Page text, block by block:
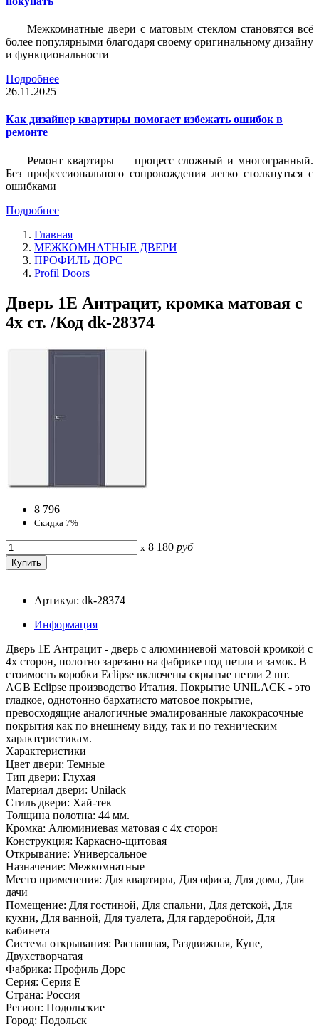
Межкомнатные двери с матовым стеклом становятся всё
более популярными благодаря своему оригинальному дизайну
и функциональности
Подробнее
26.11.2025
Как дизайнер квартиры помогает избежать ошибок в
ремонте
Ремонт квартиры — процесс сложный и многогранный.
Без профессионального сопровождения легко столкнуться с
ошибками
Подробнее
Главная
МЕЖКОМНАТНЫЕ ДВЕРИ
ПРОФИЛЬ ДОРС
Profil Doors
Дверь 1Е Антрацит, кромка матовая с
4х ст. /Код dk-28374
8 796
Скидка 7%
x 8 180 руб
Артикул: dk-28374
Информация
Дверь 1Е Антрацит - дверь с алюминиевой матовой кромкой с
4х сторон, полотно зарезано на фабрике под петли и замок. В
стоимость коробки Eclipse включены скрытые петли 2 шт.
AGB Eclipse производство Италия. Покрытие UNILACK - это
гладкое, однотонно бархатисто матовое покрытие,
превосходящие аналогичные эмалированные лакокрасочные
покрытия как по внешнему виду, так и по техническим
характеристикам.
Характеристики
Цвет двери: Темные
Тип двери: Глухая
Материал двери: Unilack
Стиль двери: Хай-тек
Толщина полотна: 44 мм.
Кромка: Алюминиевая матовая с 4х сторон
Конструкция: Каркасно-щитовая
Открывание: Универсальное
Назначение: Межкомнатные
Место применения: Для квартиры, Для офиса, Для дома, Для
дачи
Помещение: Для гостиной, Для спальни, Для детской, Для
кухни, Для ванной, Для туалета, Для гардеробной, Для
кабинета
Система открывания: Распашная, Раздвижная, Купе,
Двухстворчатая
Фабрика: Профиль Дорс
Серия: Серия E
Страна: Россия
Регион: Подольские
Город: Подольск